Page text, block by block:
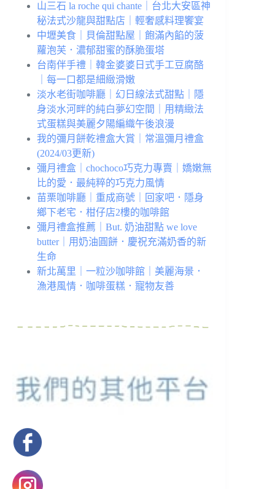
山三石 la roche qui chante｜台北大安區神
秘法式沙龍與甜點店｜輕奢感料理饗宴
中壢美食｜貝倫甜點屋｜飽滿內餡的菠
蘿泡芙．濃郁甜蜜的酥脆蛋塔
台南伴手禮｜韓金婆婆日式手工豆腐酪
｜每一口都是細緻滑嫩
淡水老街咖啡廳｜幻日線法式甜點｜隱
身淡水河畔的純白夢幻空間｜用精緻法
式蛋糕與美麗夕陽編織午後浪漫
我的彌月餅乾禮盒大賞｜常溫彌月禮盒
(2024/03更新)
彌月禮盒｜chochoco巧克力專賣｜嬌嫩無
比的愛．最純粹的巧克力風情
苗栗咖啡廳｜重成商號｜回家吧．隱身
鄉下老宅．柑仔店2樓的咖啡館
彌月禮盒推薦｜But. 奶油甜點 we love
butter｜用奶油圓餅．慶祝充滿奶香的新
生命
新北萬里｜一粒沙咖啡館｜美麗海景．
漁港風情．咖啡蛋糕．寵物友善